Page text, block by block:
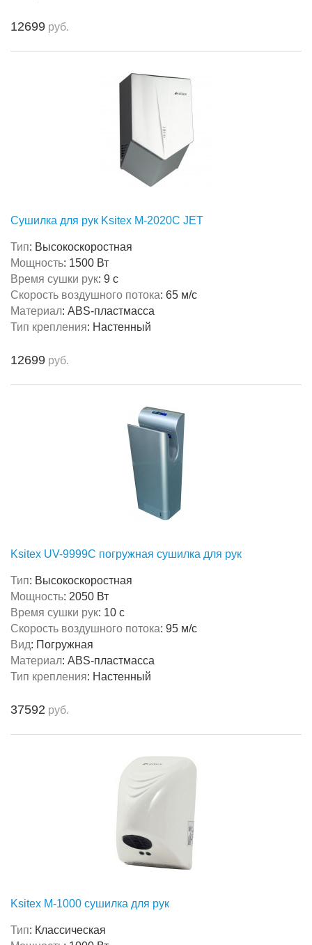
12699 руб.
Сушилка для рук Ksitex M-2020C JET
Тип: Высокоскоростная
Мощность: 1500 Вт
Время сушки рук: 9 с
Скорость воздушного потока: 65 м/с
Материал: ABS-пластмасса
Тип крепления: Настенный
12699 руб.
Ksitex UV-9999C погружная сушилка для рук
Тип: Высокоскоростная
Мощность: 2050 Вт
Время сушки рук: 10 с
Скорость воздушного потока: 95 м/с
Вид: Погружная
Материал: ABS-пластмасса
Тип крепления: Настенный
37592 руб.
Ksitex M-1000 сушилка для рук
Тип: Классическая